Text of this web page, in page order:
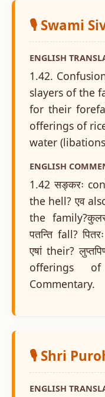
🎙️ Swami
ENGLISH
1.42.
slayers of the
for their
offerings of
water
ENGLISH
1.42 सङ्करः
the hell? एव
the
पतन्ति fall?
एषां their?
offerings
Commentary.
🎙️ Shri
ENGLISH